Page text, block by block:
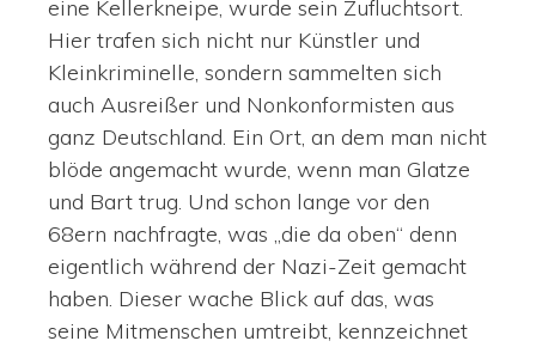
eine Kellerkneipe, wurde sein Zufluchtsort.
Hier trafen sich nicht nur Künstler und
Kleinkriminelle, sondern sammelten sich
auch Ausreißer und Nonkonformisten aus
ganz Deutschland. Ein Ort, an dem man nicht
blöde angemacht wurde, wenn man Glatze
und Bart trug. Und schon lange vor den
68ern nachfragte, was „die da oben“ denn
eigentlich während der Nazi-Zeit gemacht
haben. Dieser wache Blick auf das, was
seine Mitmenschen umtreibt, kennzeichnet